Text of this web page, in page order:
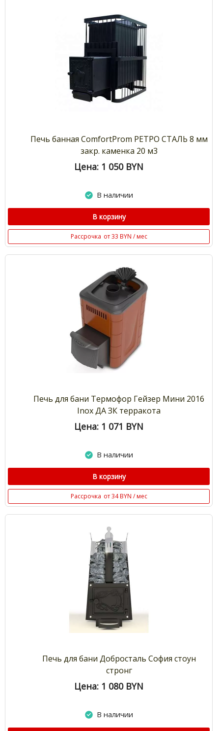
Печь банная ComfortProm РЕТРО СТАЛЬ 8 мм
закр. каменка 20 м3
Цена: 1 050 BYN
В наличии
В корзину
Рассрочка от 33 BYN / мес
Печь для бани Термофор Гейзер Мини 2016
Inox ДА ЗК терракота
Цена: 1 071 BYN
В наличии
В корзину
Рассрочка от 34 BYN / мес
Печь для бани Добросталь София стоун
стронг
Цена: 1 080 BYN
В наличии